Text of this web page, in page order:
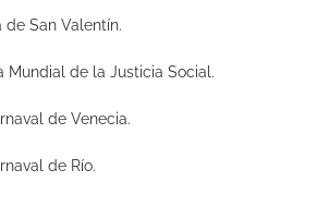
de San Valentín.
Mundial de la Justicia Social.
de Venecia.
de Río.